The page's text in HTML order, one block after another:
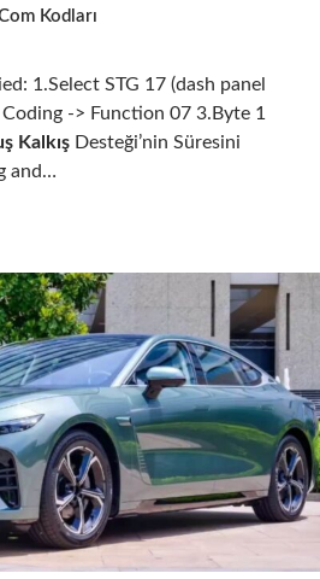
Kodları
1.Select STG 17 (dash panel
Coding -> Function 07 3.Byte 1
KalkışDesteği’nin Süresini
and…